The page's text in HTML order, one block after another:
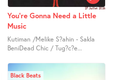
27 Juillet 2026
You’re Gonna Need a Little
Music
Kutiman /Melike S?ahin - Sakla
BeniDead Chic / Tug?c?e...
Black Beats